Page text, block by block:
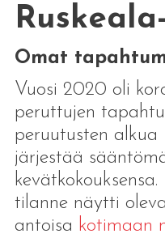
Omat
Vuosi 2020 oli
peruttujen
peruutusten
järjestää
tilanne näytti
antoisa kotimaan